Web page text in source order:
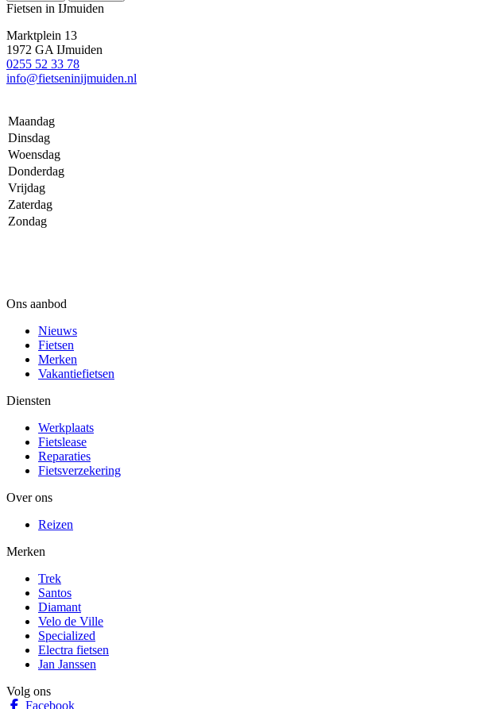
Fietsen in IJmuiden
Marktplein 13
1972 GA IJmuiden
0255 52 33 78
info@fietseninijmuiden.nl
Maandag
Dinsdag
Woensdag
Donderdag
Vrijdag
Zaterdag
Zondag
Ons aanbod
Nieuws
Fietsen
Merken
Vakantiefietsen
Diensten
Werkplaats
Fietslease
Reparaties
Fietsverzekering
Over ons
Reizen
Merken
Trek
Santos
Diamant
Velo de Ville
Specialized
Electra fietsen
Jan Janssen
Volg ons
Facebook